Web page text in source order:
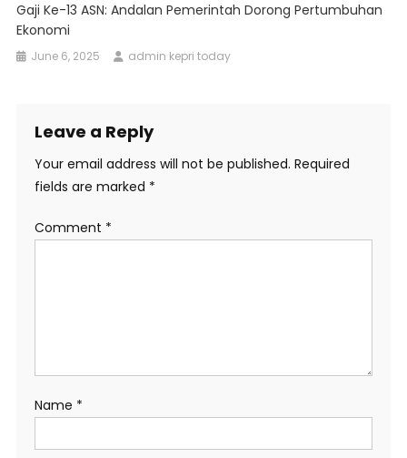
Gaji Ke-13 ASN: Andalan Pemerintah Dorong Pertumbuhan
Ekonomi
June 6, 2025 admin kepri today
Leave a Reply
Your email address will not be published. Required
fields are marked *
Comment *
Name *